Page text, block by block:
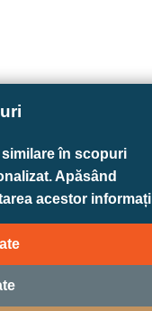
în scopuri
Apăsând
acestor